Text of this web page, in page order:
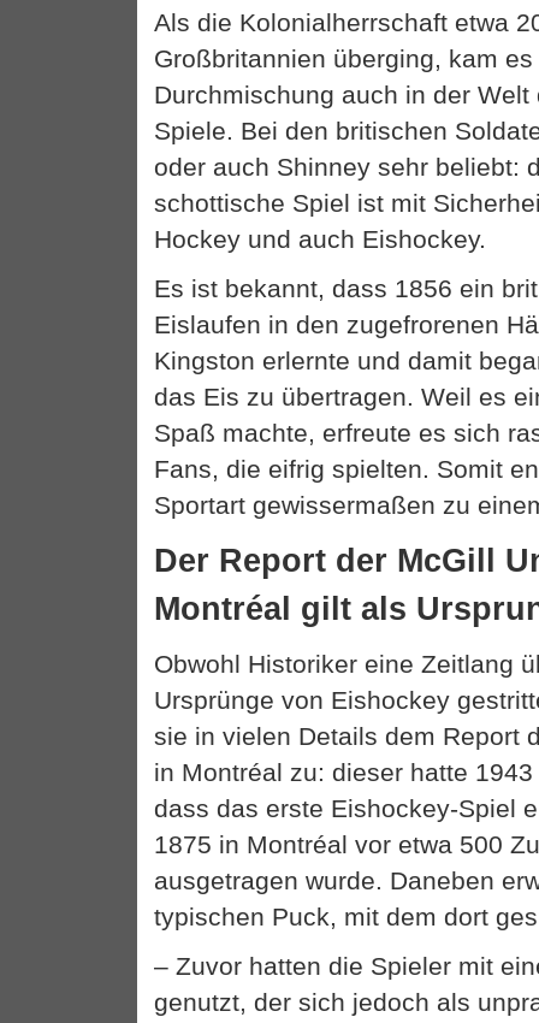
Als die Kolonialherrschaft etwa
Großbritannien überging, kam
Durchmischung auch in der
Spiele. Bei den britischen
oder auch Shinney sehr beliebt:
schottische Spiel ist mit
Hockey und auch Eishockey.
Es ist bekannt, dass 1856 ein
Eislaufen in den zugefrorenen
Kingston erlernte und damit
das Eis zu übertragen. Weil es
Spaß machte, erfreute es sich
Fans, die eifrig spielten. Somit
Sportart gewissermaßen zu
Der Report der McGill
Montréal gilt als
Obwohl Historiker eine Zeitlang
Ursprünge von Eishockey
sie in vielen Details dem Report
in Montréal zu: dieser hatte
dass das erste Eishockey-Spiel
1875 in Montréal vor etwa 500
ausgetragen wurde. Daneben
typischen Puck, mit dem dort
– Zuvor hatten die Spieler mit
genutzt, der sich jedoch als